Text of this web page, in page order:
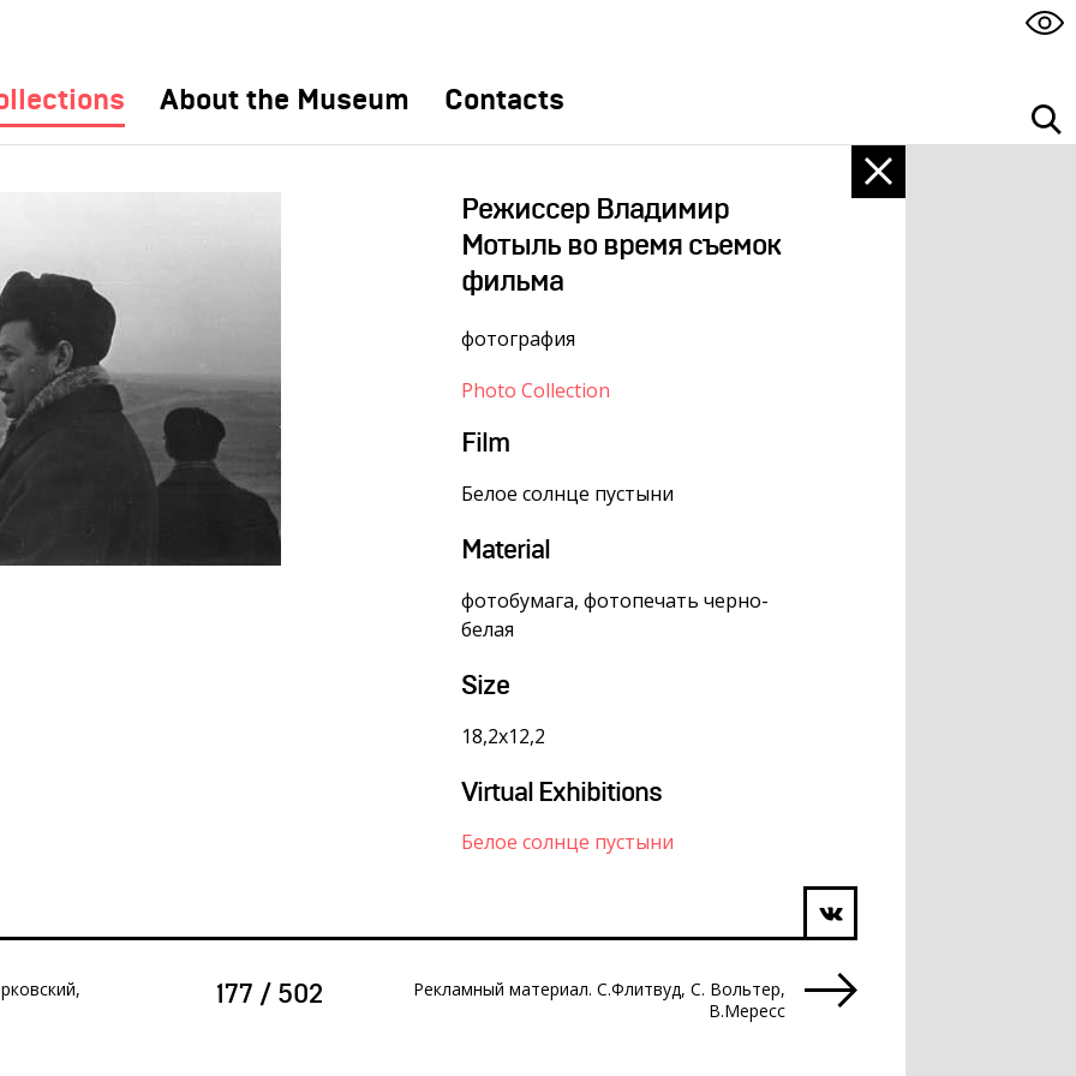
About the Museum Contacts
Режиссер Владимир
Мотыль во время съемок
фильма
фотография
Photo Collection
Film
Белое солнце пустыни
Material
фотобумага, фотопечать черно-
белая
Size
18,2х12,2
Virtual Exhibitions
Белое солнце пустыни
177 / 502
Рекламный материал. С.Флитвуд, С. Вольтер,
В.Мересс